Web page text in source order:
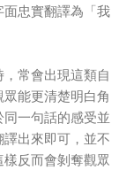
忠實翻譯為「我
常會出現這類自
能更清楚明白角
一句話的感受並
出來即可，並不
反而會剝奪觀眾